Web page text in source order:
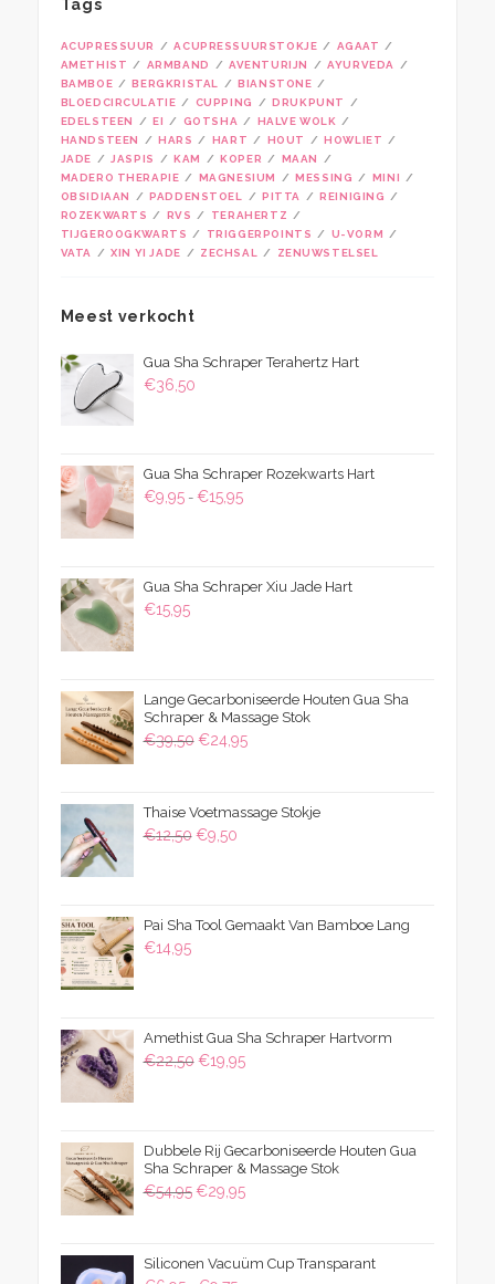
Tags
ACUPRESSUUR ACUPRESSUURSTOKJE
AGAAT
AMETHIST
ARMBAND AVENTURIJN
AYURVEDA
BAMBOE
BERGKRISTAL
BIANSTONE
BLOEDCIRCULATIE
CUPPING
DRUKPUNT
EDELSTEEN
EI GOTSHA
HALVE WOLK
HANDSTEEN
HARS HART HOUT
HOWLIET
JADE
JASPIS KAM KOPER
MAAN
MADERO THERAPIE
MAGNESIUM MESSING
MINI
OBSIDIAAN
PADDENSTOEL PITTA
REINIGING
ROZEKWARTS
RVS
TERAHERTZ
TIJGEROOGKWARTS
TRIGGERPOINTS
U-VORM
VATA
XIN YI JADE ZECHSAL ZENUWSTELSEL
Meest verkocht
Gua Sha Schraper Terahertz Hart
€36,50
Gua Sha Schraper Rozekwarts Hart
€9,95 - €15,95Prijsklasse:
Gua Sha Schraper Xiu Jade Hart
€15,95
Lange Gecarboniseerde Houten Gua Sha
Schraper & Massage Stok
€39,50 Oorspronkelijke
€39,50.
€24,95Huidige
€24,95.
Thaise Voetmassage Stokje
€12,50 Oorspronkelijke
€9,50Huidige
Pai Sha Tool Gemaakt Van Bamboe Lang
€14,95
Amethist Gua Sha Schraper Hartvorm
€22,50 Oorspronkelijke
€19,95Huidige
Dubbele Rij Gecarboniseerde Houten Gua
Sha Schraper & Massage Stok
€54,95 Oorspronkelijke
€54,95.
€29,95Huidige
€29,95.
Siliconen Vacuüm Cup Transparant